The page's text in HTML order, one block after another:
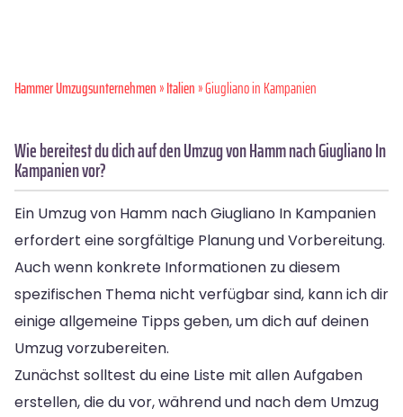
Hammer Umzugsunternehmen»Italien» Giugliano in Kampanien
Wie bereitest du dich auf den Umzug von Hamm nach Giugliano In
Kampanien vor?
Ein Umzug von Hamm nach Giugliano In Kampanien
erfordert eine sorgfältige Planung und Vorbereitung.
Auch wenn konkrete Informationen zu diesem
spezifischen Thema nicht verfügbar sind, kann ich dir
einige allgemeine Tipps geben, um dich auf deinen
Umzug vorzubereiten.
Zunächst solltest du eine Liste mit allen Aufgaben
erstellen, die du vor, während und nach dem Umzug